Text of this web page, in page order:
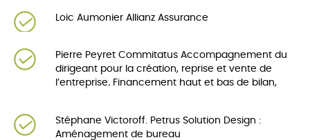
Loic Aumonier Allianz Assurance
Pierre Peyret Commitatus Accompagnement du
dirigeant pour la création, reprise et vente de
l’entreprise. Financement haut et bas de bilan,
Stéphane Victoroff. Petrus Solution Design :
Aménagement de bureau